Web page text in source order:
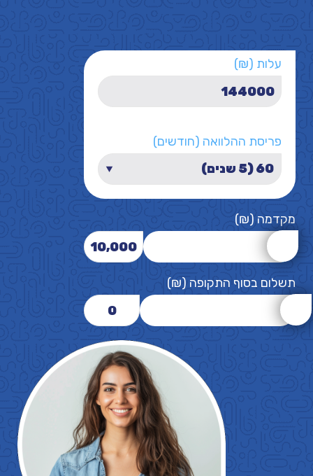
עלות (₪)
פריסת ההלוואה (חודשים)
מקדמה (₪)
10,000
תשלום בסוף התקופה (₪)
0